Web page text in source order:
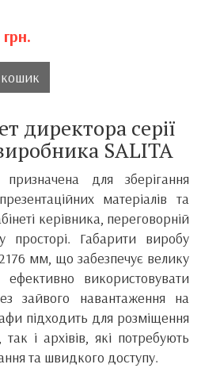
грн.
директора серії
SALITA
для зберігання
матеріалів та
керівника, переговорній
просторі. Габарити виробу
мм, що забезпечує велику
ефективно використовувати
зайвого навантаження на
підходить для розміщення
і архівів, які потребують
та швидкого доступу.